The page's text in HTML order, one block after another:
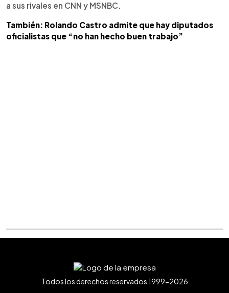
a sus rivales en CNN y MSNBC.
También: Rolando Castro admite que hay diputados
oficialistas que “no han hecho buen trabajo”
Todos los derechos reservados 1999-2026